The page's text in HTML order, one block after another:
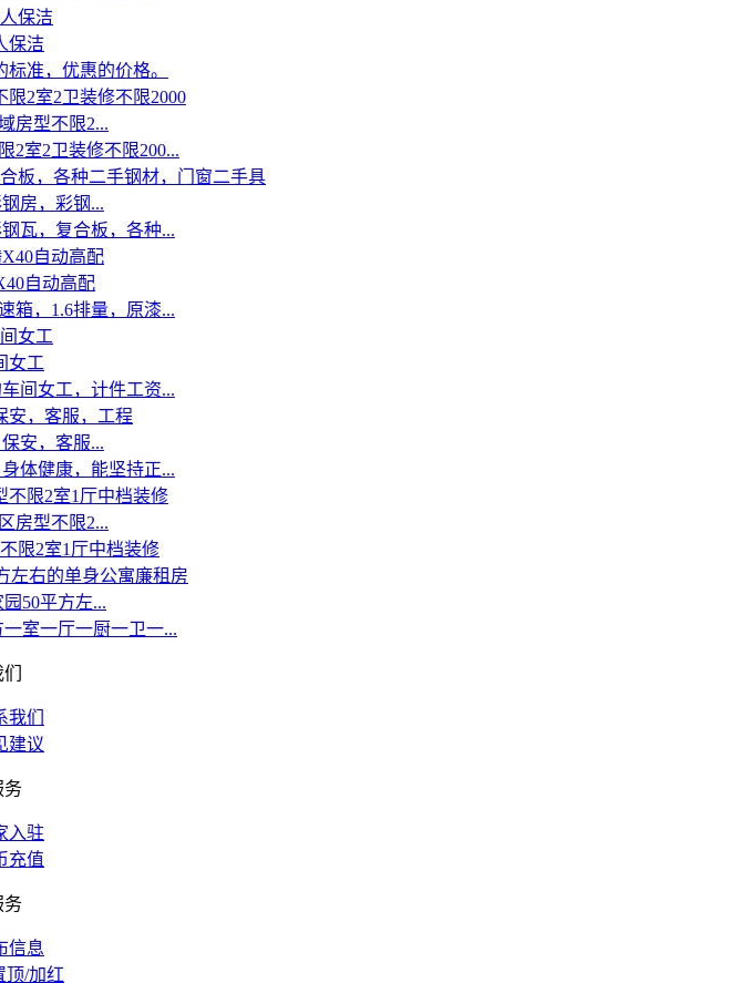
保洁
准，优惠的价格。
房型不限2...
2室2卫装修不限200...
房，彩钢...
瓦，复合板，各种...
自动高配
箱，1.6排量，原漆...
女工
间女工，计件工资...
安，客服...
体健康，能坚持正...
房型不限2...
限2室1厅中档装修
50平方左...
室一厅一厨一卫一...
我们
建议
务
入驻
充值
务
信息
顶/加红